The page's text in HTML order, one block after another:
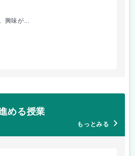
興味が...
める授業
もっとみる